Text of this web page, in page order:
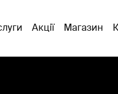
Акції Магазин